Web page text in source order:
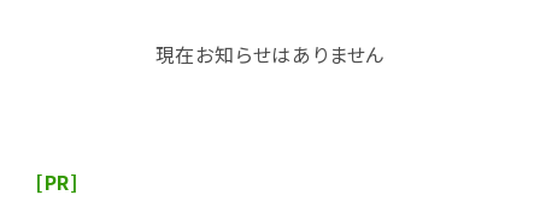
現在お知らせはありません
[PR]